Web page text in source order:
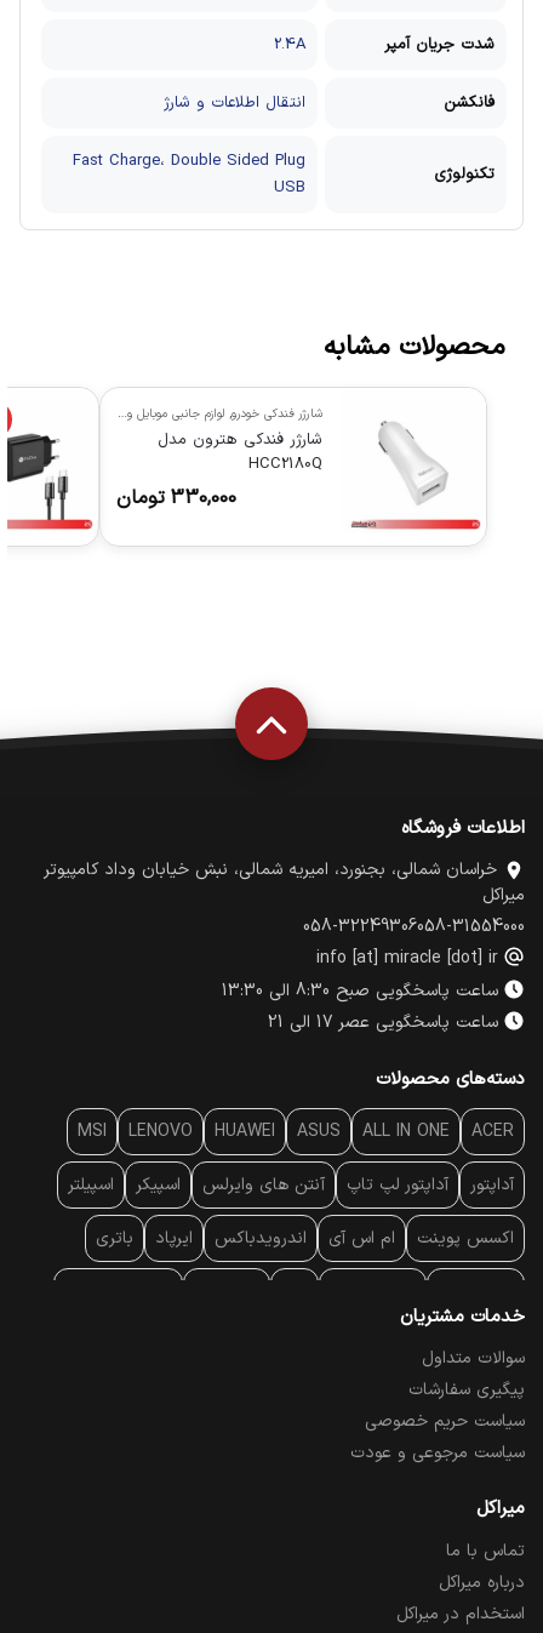
شدت جریان آمپر 2.4A
فانکشن انتقال اطلاعات و شارژ
تکنولوژی
Fast Charge، Double Sided Plug
USB
محصولات مشابه
شارژر فندکی خودرو, لوازم جانبی موبایل وتبلت
شارژر فندکی هترون مدل
HCC2180Q
330,000 تومان
اطلاعات فروشگاه
خراسان شمالی، بجنورد، امیریه شمالی، نبش خیابان وداد کامپیوتر
میراکل
058-31554000
058-32249306
info [at] miracle [dot] ir
ساعت پاسخگویی صبح 8:30 الی 13:30
ساعت پاسخگویی عصر 17 الی 21
دسته‌های محصولات
ACER
ALL IN ONE
ASUS
HUAWEI
LENOVO
MSI
آداپتور آداپتور لپ تاپ آنتن‌ های وایرلس اسپیکر اسپیلتر
اکسس پوینت ام اس آی اندرویدباکس ایرپاد باتری
پایه سقفی
پرده نمایش
تبلت و موبایل تجهیزات پسیو شبکه
تلویزیون
درایو نوری
دستگاه ضبط تصاویر
خدمات مشتریان
سوالات متداول
پیگیری سفارشات
سیاست حریم خصوصی
سیاست مرجوعی و عودت
میراکل
تماس با ما
درباره میراکل
استخدام در میراکل